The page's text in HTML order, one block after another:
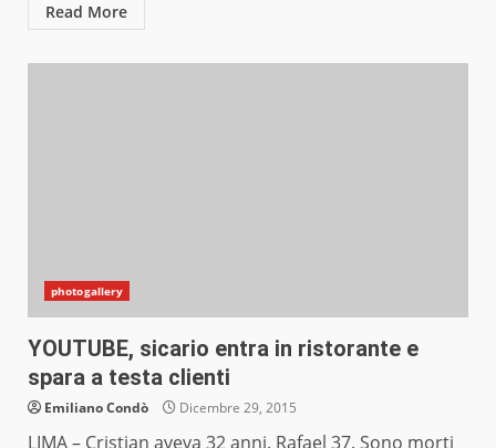
Read More
photogallery
YOUTUBE, sicario entra in ristorante e
spara a testa clienti
Emiliano Condò Dicembre 29, 2015
LIMA – Cristian aveva 32 anni. Rafael 37. Sono morti